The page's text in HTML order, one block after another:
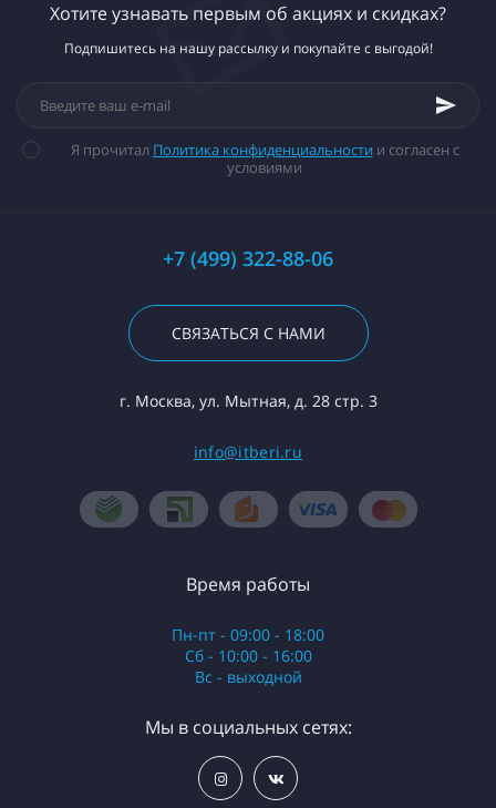
Хотите узнавать первым об акциях и скидках?
Подпишитесь на нашу рассылку и покупайте с выгодой!
Я прочитал Политика конфиденциальности и согласен с
условиями
+7 (499) 322-88-06
СВЯЗАТЬСЯ С НАМИ
г. Москва, ул. Мытная, д. 28 стр. 3
info@itberi.ru
Время работы
Пн-пт - 09:00 - 18:00
Сб - 10:00 - 16:00
Вс - выходной
Мы в социальных сетях: